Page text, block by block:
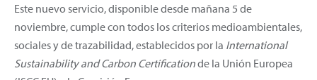
Este nuevo servicio, disponible desde mañana 5 de
noviembre, cumple con todos los criterios medioambientales,
sociales y de trazabilidad, establecidos por la International
Sustainability and Carbon Certificationde la Unión Europea